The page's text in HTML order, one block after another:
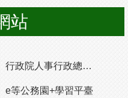
站
行政院人事行政總處公務服務e化平台
e等公務園+學習平臺